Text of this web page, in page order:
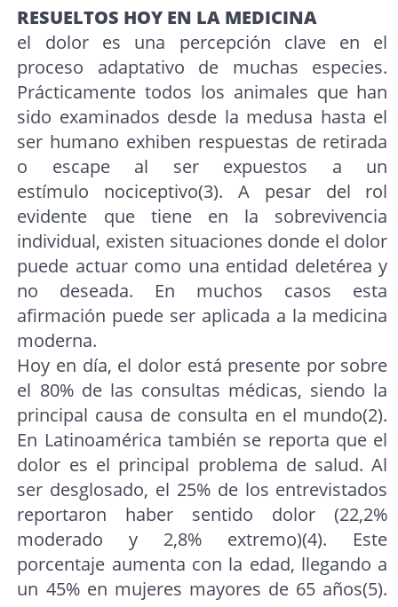
RESUELTOS HOY EN LA MEDICINA
el dolor es una percepción clave en el
proceso adaptativo de muchas especies.
Prácticamente todos los animales que han
sido examinados desde la medusa hasta el
ser humano exhiben respuestas de retirada
o escape al ser expuestos a un
estímulo nociceptivo(3). A pesar del rol
evidente que tiene en la sobrevivencia
individual, existen situaciones donde el dolor
puede actuar como una entidad deletérea y
no deseada. En muchos casos esta
afirmación puede ser aplicada a la medicina
moderna.
Hoy en día, el dolor está presente por sobre
el 80% de las consultas médicas, siendo la
principal causa de consulta en el mundo(2).
En Latinoamérica también se reporta que el
dolor es el principal problema de salud. Al
ser desglosado, el 25% de los entrevistados
reportaron haber sentido dolor (22,2%
moderado y 2,8% extremo)(4). Este
porcentaje aumenta con la edad, llegando a
un 45% en mujeres mayores de 65 años(5).